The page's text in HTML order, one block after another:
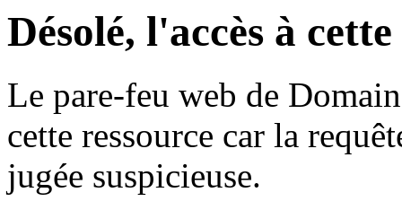
Désolé, l'accès à
Le pare-feu web de
cette ressource car la
jugée suspicieuse.